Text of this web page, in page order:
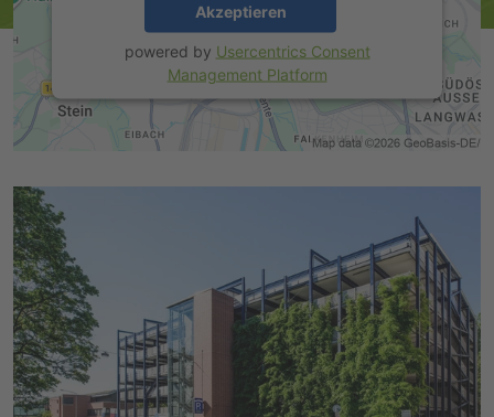
Akzeptieren
powered by Usercentrics Consent
Management Platform